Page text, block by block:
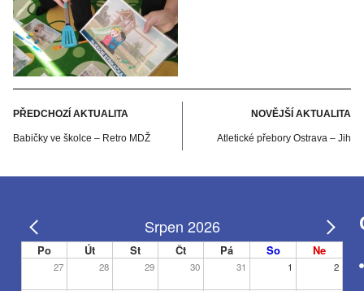
PŘEDCHOZÍ AKTUALITA
Babičky ve školce – Retro MDŽ
NOVĚJŠÍ AKTUALITA
Atletické přebory Ostrava – Jih
Srpen 2026
Po Út St Čt Pá So Ne
27 28 29 30 31 1 2